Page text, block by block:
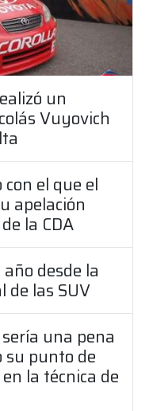
un
Vuyovich
el que el
apelación
la CDA
desde la
de las SUV
una pena
su punto de
la técnica de